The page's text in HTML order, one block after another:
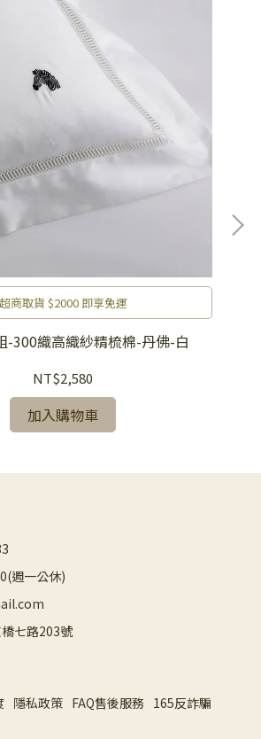
超商取貨 $2000 即享免運
-300織高織紗精梳棉-丹佛-白
NT$2,580
加入購物車
週一公休)
七路203號
隱私政策 FAQ售後服務 165反詐騙